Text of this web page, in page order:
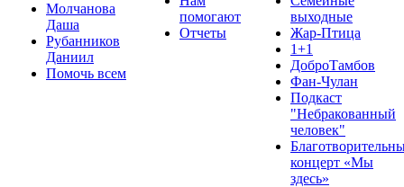
Молчанова
Даша
Рубанников
Даниил
Помочь всем
помогают
Отчеты
выходные
Жар-Птица
1+1
ДоброТамбов
Фан-Чулан
Подкаст
"Небракованный
человек"
концерт «Мы
здесь»